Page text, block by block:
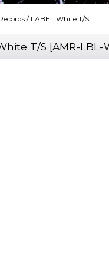
/ LABEL White T/S
T/S [AMR-LBL-